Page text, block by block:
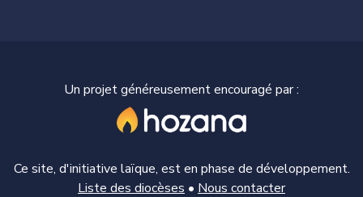
Un projet généreusement encouragé par :
Ce site, d'initiative laïque, est en phase de développement.
Liste des diocèses • Nous contacter